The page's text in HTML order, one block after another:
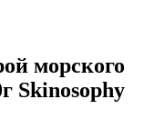
морского
Skinosophy